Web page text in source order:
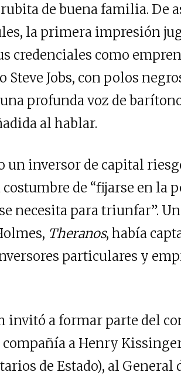
de buena familia. De
la primera impresión
credenciales como
Steve Jobs, con polos
profunda voz de
al hablar.
inversor de capital
de “fijarse en la
necesita para triunfar”.
Theranos, había
particulares y
invitó a formar parte del
a Henry
de Estado), al General